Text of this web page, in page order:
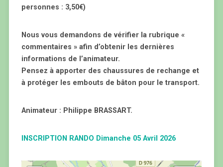
personnes : 3,50€)
Nous vous demandons de vérifier la rubrique «
commentaires » afin d’obtenir les dernières
informations de l’animateur.
Pensez à apporter des chaussures de rechange et
à protéger les embouts de bâton pour le transport.
Animateur : Philippe BRASSART.
INSCRIPTION RANDO Dimanche 05 Avril 2026